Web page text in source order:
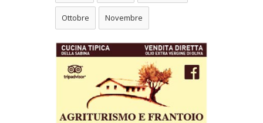
Ottobre Novembre